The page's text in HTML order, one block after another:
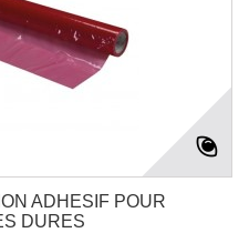
ADHESIF POUR
DURES